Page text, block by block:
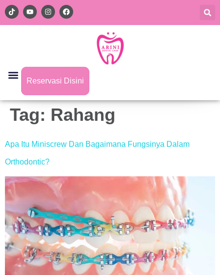
Reservasi Disini
Tag: Rahang
Apa Itu Miniscrew Dan Bagaimana Fungsinya Dalam
Orthodontic?